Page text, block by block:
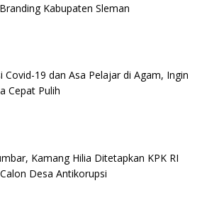
Kabupaten Sleman
Covid-19 dan Asa Pelajar di Agam, Ingin
Cepat Pulih
Kamang Hilia Ditetapkan KPK RI
Desa Antikorupsi